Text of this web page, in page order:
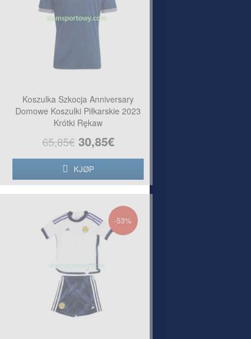
Koszulka Szkocja Anniversary
Domowe Koszulki Piłkarskie 2023
Krótki Rękaw
65,85€ 30,85€
KJØP
-53%